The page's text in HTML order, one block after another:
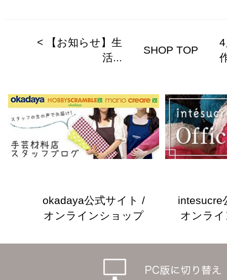
< 【お知らせ】生
活...
SHOP TOP
okadaya公式サイト /
オンラインショップ
intesucre
オンラ